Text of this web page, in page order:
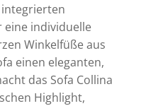
eine individuelle
Winkelfüße aus
einen eleganten,
das Sofa Collina
Highlight,